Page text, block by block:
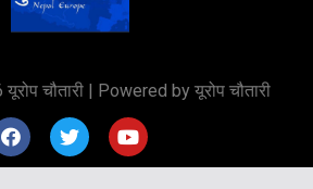
चौतारी | Powered by यूरोप चौतारी